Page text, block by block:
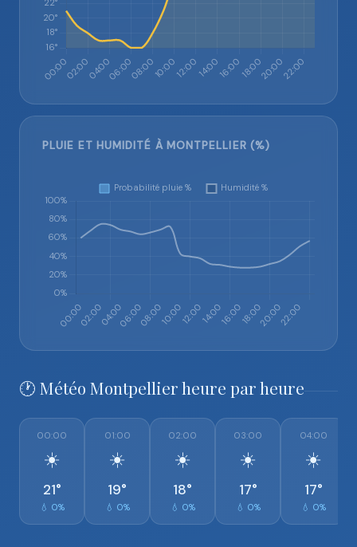
PLUIE ET HUMIDITÉ À MONTPELLIER (%)
🕐 Météo Montpellier heure par heure
00:00
☀️
21°
💧 0%
01:00
☀️
19°
💧 0%
02:00
☀️
18°
💧 0%
03:00
☀️
17°
💧 0%
04:00
☀️
17°
💧 0%